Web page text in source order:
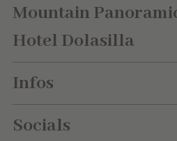
Mountain
Hotel Dolasilla
Infos
Socials